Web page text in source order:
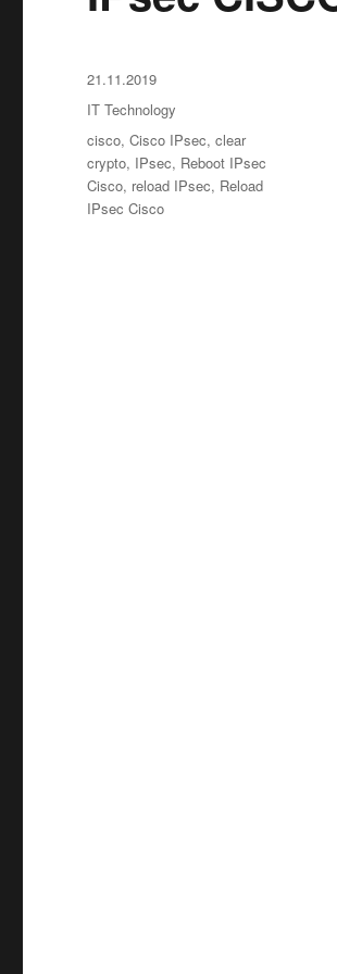
Опубликовано
21.11.2019
Рубрики
IT Technology
Метки
cisco,Cisco IPsec,clear
crypto, IPsec, Reboot IPsec
Cisco, reload IPsec, Reload
IPsec Cisco